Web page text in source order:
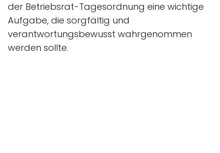
der Betriebsrat-Tagesordnung eine wichtige
Aufgabe, die sorgfältig und
verantwortungsbewusst wahrgenommen
werden sollte.